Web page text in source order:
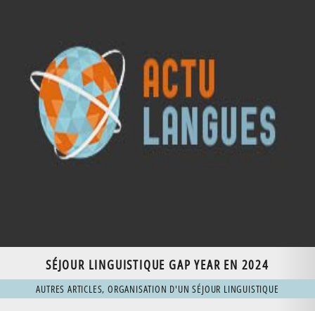
SÉJOUR LINGUISTIQUE GAP YEAR EN 2024
AUTRES ARTICLES, ORGANISATION D'UN SÉJOUR LINGUISTIQUE